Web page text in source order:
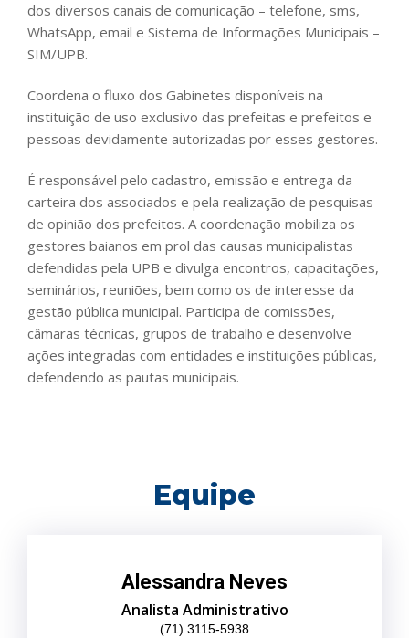
dos diversos canais de comunicação – telefone, sms,
WhatsApp, email e Sistema de Informações Municipais –
SIM/UPB.
Coordena o fluxo dos Gabinetes disponíveis na
instituição de uso exclusivo das prefeitas e prefeitos e
pessoas devidamente autorizadas por esses gestores.
É responsável pelo cadastro, emissão e entrega da
carteira dos associados e pela realização de pesquisas
de opinião dos prefeitos. A coordenação mobiliza os
gestores baianos em prol das causas municipalistas
defendidas pela UPB e divulga encontros, capacitações,
seminários, reuniões, bem como os de interesse da
gestão pública municipal. Participa de comissões,
câmaras técnicas, grupos de trabalho e desenvolve
ações integradas com entidades e instituições públicas,
defendendo as pautas municipais.
Equipe
Alessandra Neves
Analista Administrativo
(71) 3115-5938